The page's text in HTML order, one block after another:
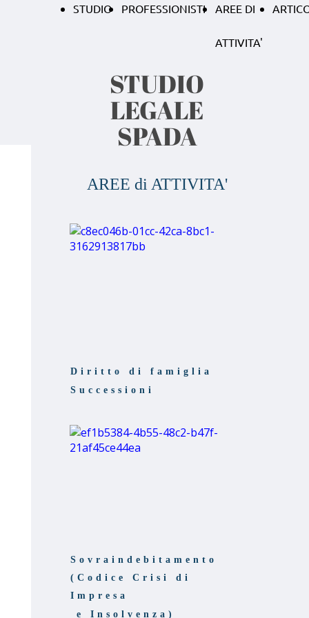
STUDIO PROFESSIONISTI AREE DI
ATTIVITA'
STUDIO
LEGALE
SPADA
AREE di ATTIVITA'
Sovraindebitamento
(Codice Crisi di
Impresa
e Insolvenza)
Diritto di famiglia
Successioni